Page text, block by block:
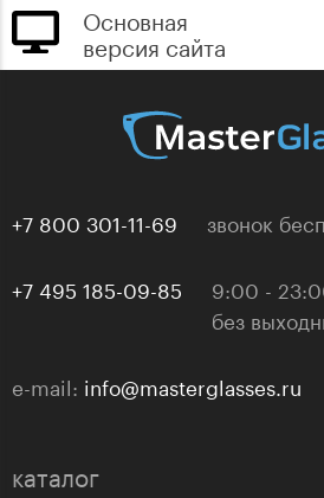
Основная
версия сайта
+7 800 301-11-69 звонок
+7 495 185-09-85
9:00 -
без
e-mail: info@masterglasses.ru
каталог